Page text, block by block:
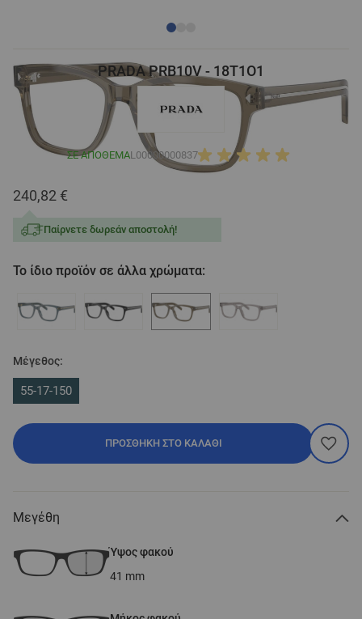
PRADA PRB10V - 18T1O1
ΣΕ ΑΠΌΘΕΜΑL00000000837
240,82 €
Παίρνετε δωρεάν αποστολή!
Το ίδιο προϊόν σε άλλα χρώματα:
Μέγεθος:
55-17-150
ΠΡΟΣΘΉΚΗ ΣΤΟ ΚΑΛΆΘΙ
Μεγέθη
Ύψος φακού
41 mm